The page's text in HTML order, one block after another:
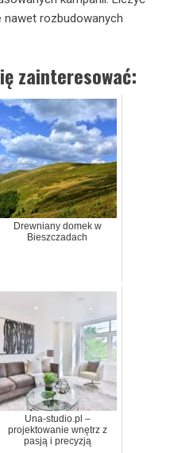
rozbudowanych
zainteresować:
Drewniany domek w
Bieszczadach
Una-studio.pl –
projektowanie wnętrz z
pasją i precyzją